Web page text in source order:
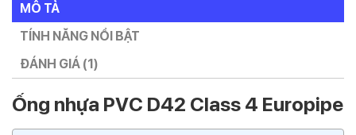
MÔ TẢ
TÍNH NĂNG NỔI BẬT
ĐÁNH GIÁ (1)
Ống nhựa PVC D42 Class 4 Europipe